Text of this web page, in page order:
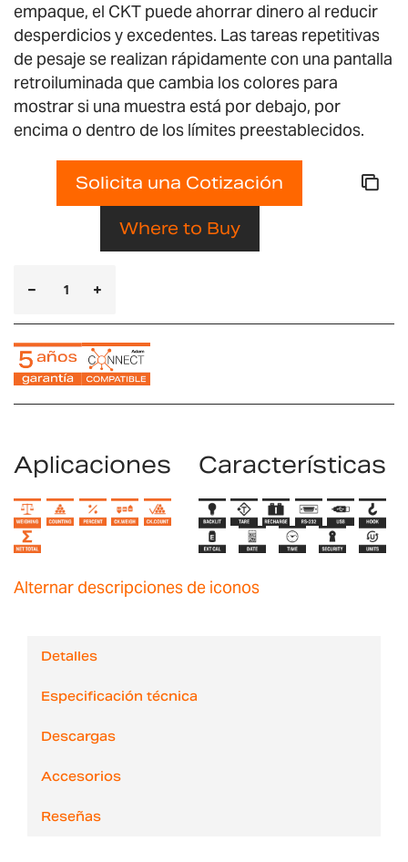
empaque, el CKT puede ahorrar dinero al reducir
desperdicios y excedentes. Las tareas repetitivas
de pesaje se realizan rápidamente con una pantalla
retroiluminada que cambia los colores para
mostrar si una muestra está por debajo, por
encima o dentro de los límites preestablecidos.
Solicita una Cotización
Where to Buy
Aplicaciones Características
Alternar descripciones de iconos
Detalles
Especificación técnica
Descargas
Accesorios
Reseñas